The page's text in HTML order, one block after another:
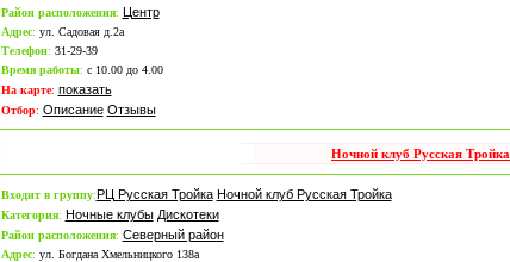
Район расположения: Центр
Адрес: ул. Садовая д.2а
Телефон: 31-29-39
Время работы: с 10.00 до 4.00
На карте: показать
Отбор: Описание Отзывы
Ночной клуб Русская Тройка
Входит в группу:РЦ Русская Тройка Ночной клуб Русская Тройка
Категория: Ночные клубы Дискотеки
Район расположения: Северный район
Адрес: ул. Богдана Хмельницкого 138а